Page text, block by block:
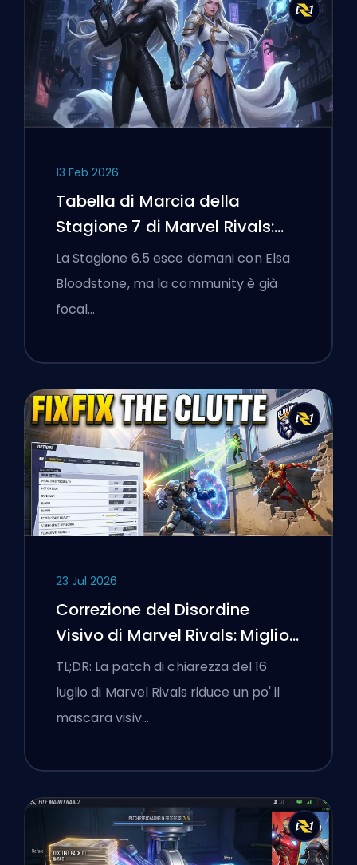
13 Feb 2026
Tabella di Marcia della
Stagione 7 di Marvel Rivals:
Black Cat, White Fox e l'Evento
Monsters Take Manhattan
La Stagione 6.5 esce domani con Elsa
Bloodstone, ma la community è già
focal…
23 Jul 2026
Correzione del Disordine
Visivo di Marvel Rivals: Migliori
Impostazioni Competitive
Dopo la Patch del 16 Luglio
TL;DR: La patch di chiarezza del 16
luglio di Marvel Rivals riduce un po' il
mascara visiv…